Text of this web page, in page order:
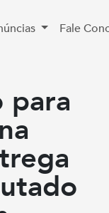
Fale
para